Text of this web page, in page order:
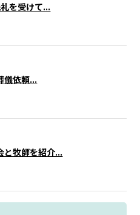
を受けて...
儀依頼...
と牧師を紹介...